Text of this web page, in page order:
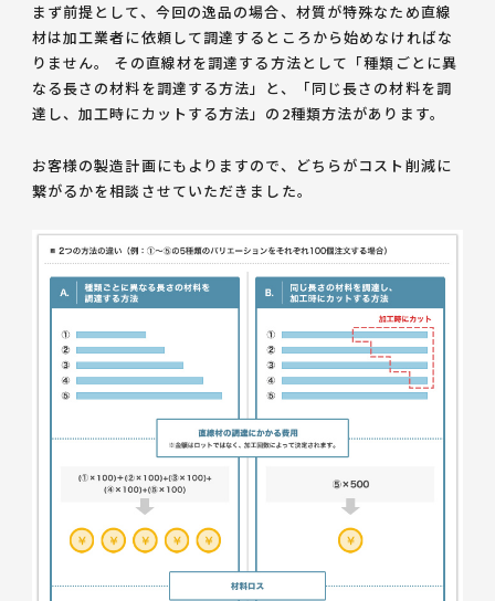
まず前提として、今回の逸品の場合、材質が特殊なため直線
材は加工業者に依頼して調達するところから始めなければな
りません。 その直線材を調達する方法として「種類ごとに異
なる長さの材料を調達する方法」と、「同じ長さの材料を調
達し、加工時にカットする方法」の2種類方法があります。
お客様の製造計画にもよりますので、どちらがコスト削減に
繋がるかを相談させていただきました。